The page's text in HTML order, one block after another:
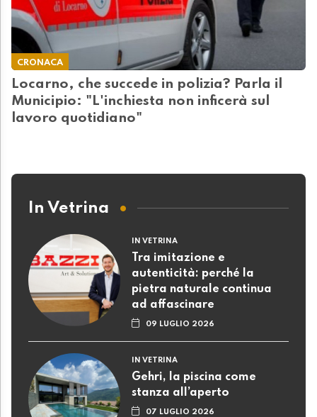
CRONACA
Locarno, che succede in polizia? Parla il
Municipio: "L'inchiesta non inficerà sul
lavoro quotidiano"
In Vetrina
IN VETRINA
Tra imitazione e
autenticità: perché la
pietra naturale continua
ad affascinare
09 LUGLIO 2026
IN VETRINA
Gehri, la piscina come
stanza all’aperto
07 LUGLIO 2026